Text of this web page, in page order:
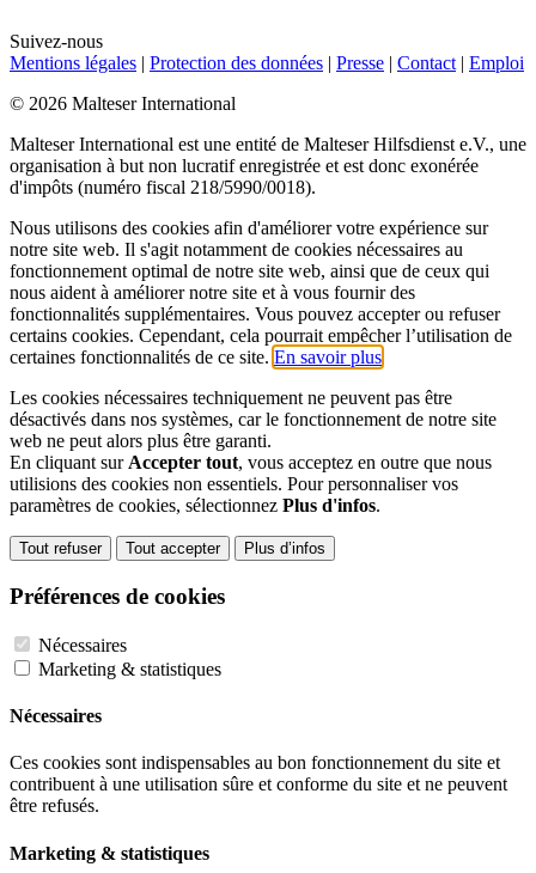
Suivez-nous
Mentions légales | Protection des données | Presse | Contact | Emploi
© 2026 Malteser International
Malteser International est une entité de Malteser Hilfsdienst e.V., une
organisation à but non lucratif enregistrée et est donc exonérée
d'impôts (numéro fiscal 218/5990/0018).
Nous utilisons des cookies afin d'améliorer votre expérience sur
notre site web. Il s'agit notamment de cookies nécessaires au
fonctionnement optimal de notre site web, ainsi que de ceux qui
nous aident à améliorer notre site et à vous fournir des
fonctionnalités supplémentaires. Vous pouvez accepter ou refuser
certains cookies. Cependant, cela pourrait empêcher l’utilisation de
certaines fonctionnalités de ce site. En savoir plus
Les cookies nécessaires techniquement ne peuvent pas être
désactivés dans nos systèmes, car le fonctionnement de notre site
web ne peut alors plus être garanti.
En cliquant sur Accepter tout, vous acceptez en outre que nous
utilisions des cookies non essentiels. Pour personnaliser vos
paramètres de cookies, sélectionnez Plus d'infos.
Tout refuser Tout accepter Plus d’infos
Préférences de cookies
Nécessaires
Marketing & statistiques
Nécessaires
Ces cookies sont indispensables au bon fonctionnement du site et
contribuent à une utilisation sûre et conforme du site et ne peuvent
être refusés.
Marketing & statistiques